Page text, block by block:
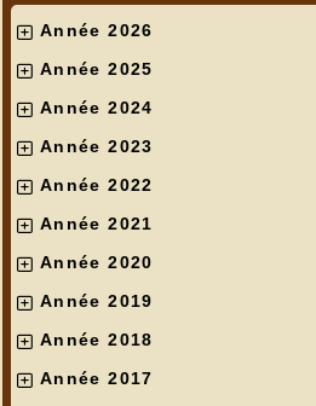
Année 2026
Année 2025
Année 2024
Année 2023
Année 2022
Année 2021
Année 2020
Année 2019
Année 2018
Année 2017